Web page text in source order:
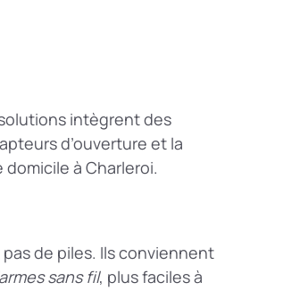
intègrent des
d’ouverture et la
à Charleroi.
de piles. Ils conviennent
sans fil, plus faciles à